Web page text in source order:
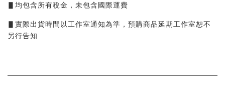
▋均包含所有稅金，未包含國際運費
▋實際出貨時間以工作室通知為準，預購商品延期工作室恕不
另行告知